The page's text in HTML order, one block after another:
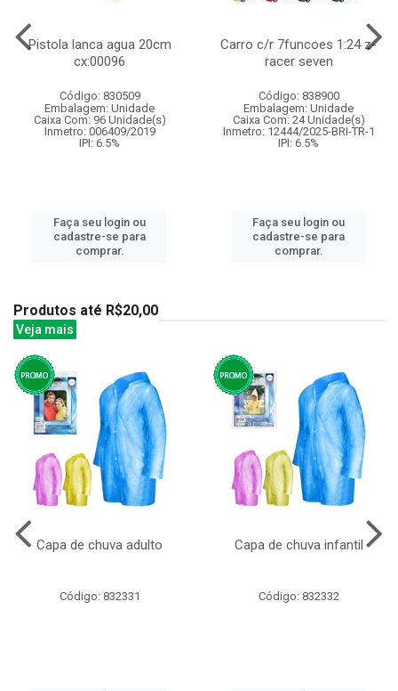
Pistola lanca agua 20cm
cx:00096
Código: 830509
Embalagem: Unidade
Caixa Com: 96 Unidade(s)
Inmetro: 006409/2019
IPI: 6.5%
Faça seu login ou
cadastre-se para
comprar.
Carro c/r 7funcoes 1:24 z-
racer seven
Código: 838900
Embalagem: Unidade
Caixa Com: 24 Unidade(s)
Inmetro: 12444/2025-BRI-TR-1
IPI: 6.5%
Faça seu login ou
cadastre-se para
comprar.
Produtos até R$20,00
Veja mais
Capa de chuva adulto
Código: 832331
Capa de chuva infantil
Código: 832332